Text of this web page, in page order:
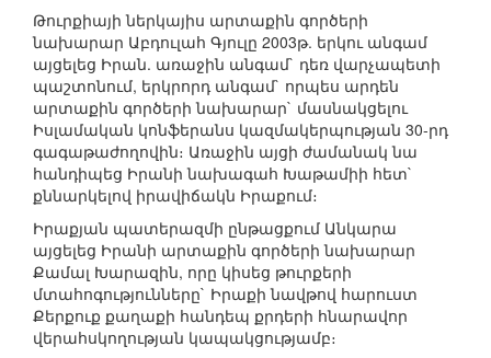
Թուրքիայի ներկայիս արտաքին գործերի
նախարար Աբդուլահ Գյուլը 2003թ. երկու անգամ
այցելեց Իրան. առաջին անգամ` դեռ վարչապետի
պաշտոնում, երկրորդ անգամ` որպես արդեն
արտաքին գործերի նախարար` մասնակցելու
Իսլամական կոնֆերանս կազմակերպության 30-րդ
գագաթաժողովին։ Առաջին այցի ժամանակ նա
հանդիպեց Իրանի նախագահ Խաթամիի հետ`
քննարկելով իրավիճակն Իրաքում։
Իրաքյան պատերազմի ընթացքում Անկարա
այցելեց Իրանի արտաքին գործերի նախարար
Քամալ Խարազին, որը կիսեց թուրքերի
մտահոգությունները` Իրաքի նավթով հարուստ
Քերքուք քաղաքի հանդեպ քրդերի հնարավոր
վերահսկողության կապակցությամբ։